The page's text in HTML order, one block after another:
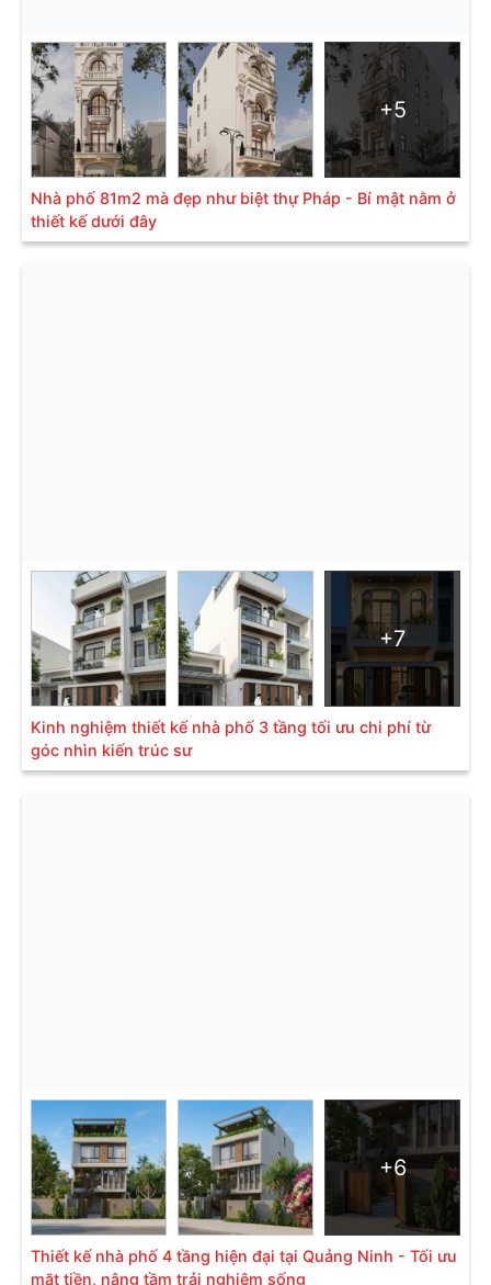
+5
Nhà phố 81m2 mà đẹp như biệt thự Pháp - Bí mật nằm ở
thiết kế dưới đây
+7
Kinh nghiệm thiết kế nhà phố 3 tầng tối ưu chi phí từ
góc nhìn kiến trúc sư
+6
Thiết kế nhà phố 4 tầng hiện đại tại Quảng Ninh - Tối ưu
mặt tiền, nâng tầm trải nghiệm sống